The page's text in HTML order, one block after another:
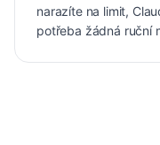
narazíte na limit,
potřeba žádná ruční